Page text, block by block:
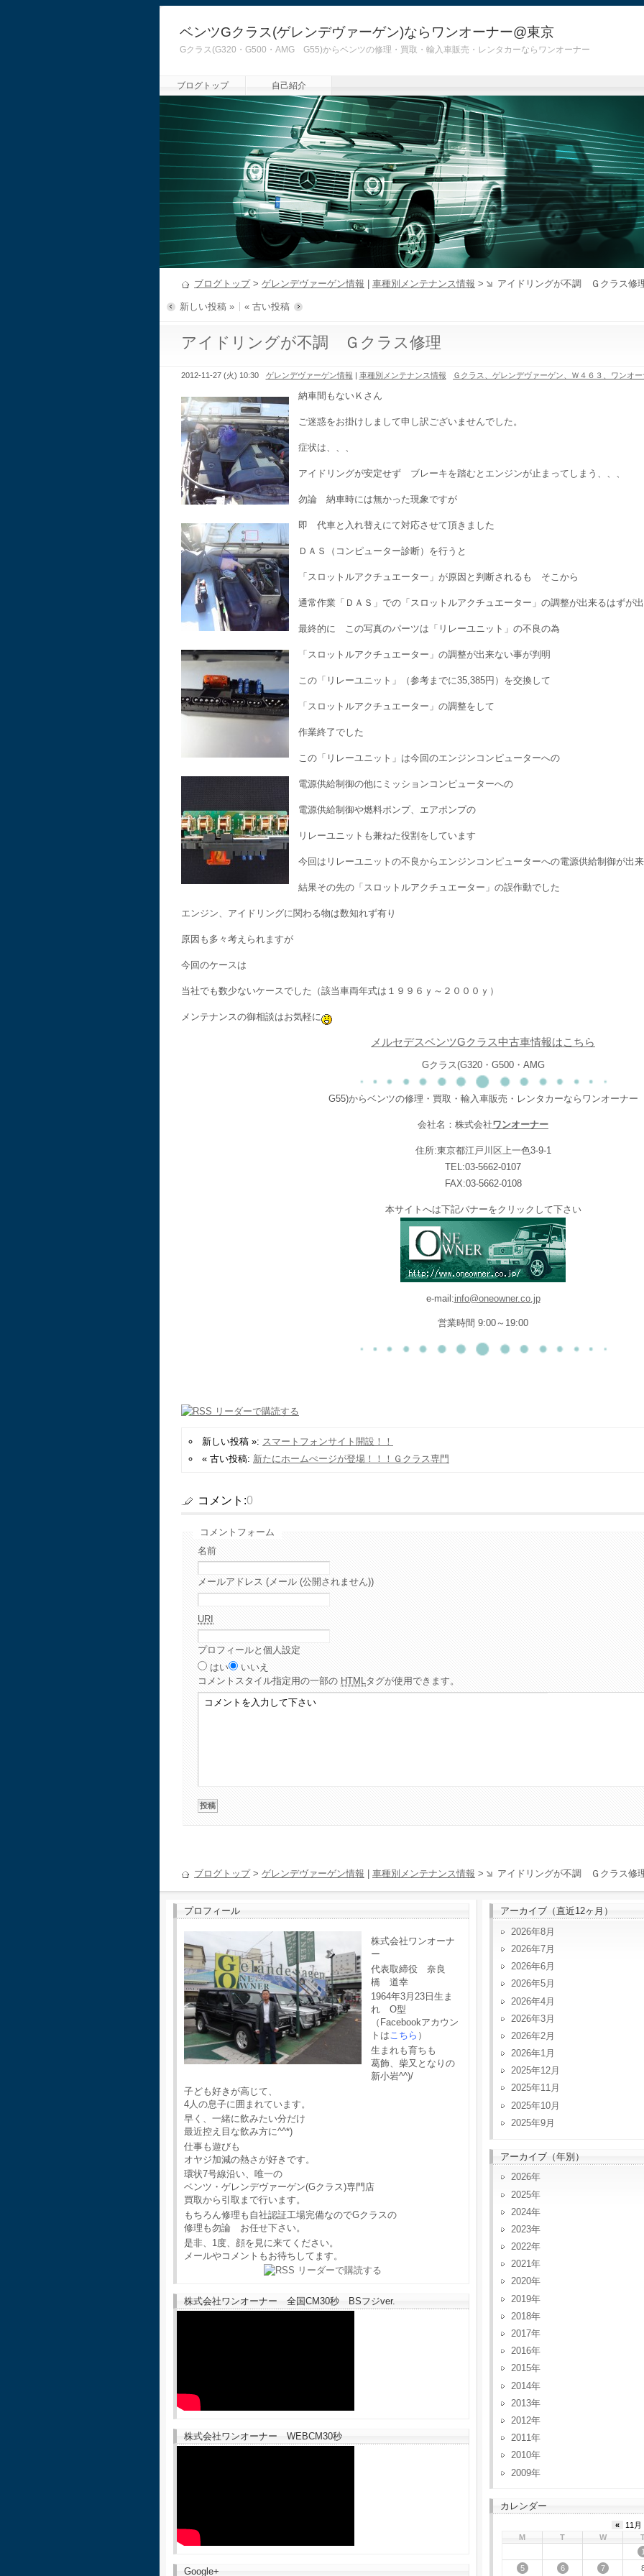
ベンツGクラス(ゲレンデヴァーゲン)ならワンオーナー@東京
Gクラス(G320・G500・AMG G55)からベンツの修理・買取・輸入車販売・レンタカーならワンオーナー
ブログトップ 自己紹介
ブログトップ> ゲレンデヴァーゲン情報 車種別メンテナンス情報 > アイドリングが不調 Ｇクラス修
新しい投稿 » « 古い投稿
アイドリングが不調 Ｇクラス修理
2012-11-27 (火) 10:30 ゲレンデヴァーゲン情報 | 車種別メンテナンス情報 Ｇクラス、ゲレンデヴァーゲン、Ｗ４６３、ワンオ
納車間もないＫさん
ご迷惑をお掛けしまして申し訳ございませんでした。
症状は、、、
アイドリングが安定せず ブレーキを踏むとエンジンが止まってしまう、、、
勿論 納車時には無かった現象ですが
即 代車と入れ替えにて対応させて頂きました
ＤＡＳ（コンピューター診断）を行うと
「スロットルアクチュエーター」が原因と判断されるも そこから
通常作業「ＤＡＳ」での「スロットルアクチュエーター」の調整が出来るはずが
最終的に この写真のパーツは「リレーユニット」の不良の為
「スロットルアクチュエーター」の調整が出来ない事が判明
この「リレーユニット」（参考までに35,385円）を交換して
「スロットルアクチュエーター」の調整をして
作業終了でした
この「リレーユニット」は今回のエンジンコンピューターへの
電源供給制御の他にミッションコンピューターへの
電源供給制御や燃料ポンプ、エアポンプの
リレーユニットも兼ねた役割をしています
今回はリレーユニットの不良からエンジンコンピューターへの電源供給制御が出
結果その先の「スロットルアクチュエーター」の誤作動でした
エンジン、アイドリングに関わる物は数知れず有り
原因も多々考えられますが
今回のケースは
当社でも数少ないケースでした（該当車両年式は１９９６ｙ～２０００ｙ）
メンテナンスの御相談はお気軽に
メルセデスベンツGクラス中古車情報はこちら
Gクラス(G320・G500・AMG
G55)からベンツの修理・買取・輸入車販売・レンタカーならワンオーナー
会社名：株式会社ワンオーナー
住所:東京都江戸川区上一色3-9-1
TEL:03-5662-0107
FAX:03-5662-0108
本サイトへは下記バナーをクリックして下さい
e-mail:info@oneowner.co.jp
営業時間 9:00～19:00
新しい投稿 »: スマートフォンサイト開設！！
« 古い投稿: 新たにホームぺージが登場！！！Ｇクラス専門
コメント:0
コメントフォーム
名前
メールアドレス (メール (公開されません))
URI
プロフィールと個人設定
はい
いいえ
コメント スタイル指定用の一部の HTMLタグが使用できます。
ブログトップ> ゲレンデヴァーゲン情報 車種別メンテナンス情報 > アイドリングが不調 Ｇクラス修
プロフィール
株式会社ワンオーナ
ー
代表取締役 奈良
橋 道幸
1964年3月23日生ま
れ O型
（Facebookアカウン
トはこちら ）
生まれも育ちも
葛飾、柴又となりの
新小岩^^)/
子ども好きが高じて、
4人の息子に囲まれています。
早く、一緒に飲みたい分だけ
最近控え目な飲み方に^^*)
仕事も遊びも
オヤジ加減の熱さが好きです。
環状7号線沿い、唯一の
ベンツ・ゲレンデヴァーゲン(Gクラス)専門店
買取から引取まで行います。
もちろん修理も自社認証工場完備なのでGクラスの
修理も勿論 お任せ下さい。
是非、1度、顔を見に来てください。
メールやコメントもお待ちしてます。
株式会社ワンオーナー 全国CM30秒 BSフジver.
株式会社ワンオーナー WEBCM30秒
Google+
アーカイブ（直近12ヶ月）
2026年8月
2026年7月
2026年6月
2026年5月
2026年4月
2026年3月
2026年2月
2026年1月
2025年12月
2025年11月
2025年10月
2025年9月
アーカイブ（年別）
2026
2025
2024
2023
2022
2021
2020
2019
2018
2017
2016
2015
2014
2013
2012
2011
2010
2009
カレンダー
«
11
M
T W
5
6 7